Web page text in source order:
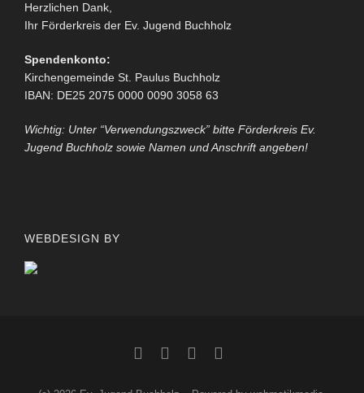
Herzlichen Dank,
Ihr Förderkreis der Ev. Jugend Buchholz
Spendenkonto:
Kirchengemeinde St. Paulus Buchholz
IBAN: DE25 2075 0000 0090 3058 63
Wichtig: Unter “Verwendungszweck” bitte Förderkreis Ev.
Jugend Buchholz sowie Namen und Anschrift angeben!
WEBDESIGN BY